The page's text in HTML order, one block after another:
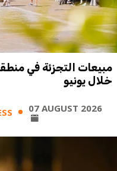
مبيعات التجزئة في
خلال يونيو
07 AUGUST 2026